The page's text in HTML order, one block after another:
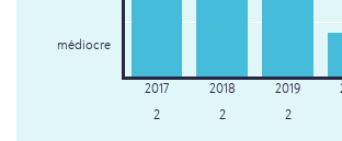
médiocre
2 2 2